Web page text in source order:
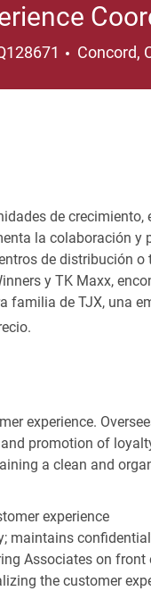
Ubicación
Concord,
de
la colaboración y
de distribución
y TK Maxx,
familia de TJX, una
experience.
promotion of
a clean and
experience
maintains
Associates on front
the customer